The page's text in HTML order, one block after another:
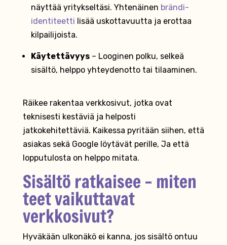
näyttää yritykseltäsi. Yhtenäinen brändi-
identiteetti lisää uskottavuutta ja erottaa
kilpailijoista.
Käytettävyys– Looginen polku, selkeä
sisältö, helppo yhteydenotto tai tilaaminen.
Räikee rakentaa verkkosivut, jotka ovat
teknisesti kestäviä ja helposti
jatkokehitettäviä. Kaikessa pyritään siihen, että
asiakas sekä Google löytävät perille, Ja että
lopputulosta on helppo mitata.
Sisältö ratkaisee – miten
teet vaikuttavat
verkkosivut?
Hyväkään ulkonäkö ei kanna, jos sisältö ontuu